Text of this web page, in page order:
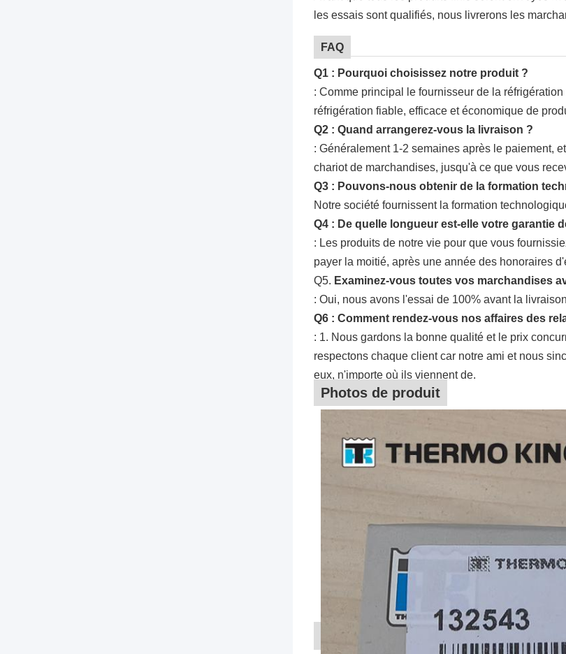
les essais sont qualifiés, nous livrerons les
FAQ
Q1 : Pourquoi choisissez notre produit ?
: Comme principal le fournisseur de la
réfrigération fiable, efficace et économique de
Q2 : Quand arrangerez-vous la livraison ?
: Généralement 1-2 semaines après le paiement,
chariot de marchandises, jusqu'à ce que vous
Q3 : Pouvons-nous obtenir de la formation
Notre société fournissent la formation
Q4 : De quelle longueur est-elle votre garantie
: Les produits de notre vie pour que vous
payer la moitié, après une année des honoraires
Q5. Examinez-vous toutes vos marchandises
: Oui, nous avons l'essai de 100% avant la
Q6 : Comment rendez-vous nos affaires des
: 1. Nous gardons la bonne qualité et le prix
respectons chaque client car notre ami et nous
eux, n'importe où ils viennent de.
Photos de produit